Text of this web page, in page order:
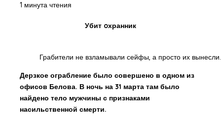
1 минута чтения
Убит oхранник
Грабители не взламывали сейфы, а просто их вынесли.
Дерзкое ограбление было совершено в одном из
офисов Белова. В ночь на 31 марта там было
найдено тело мужчины с признаками
насильственной смерти.